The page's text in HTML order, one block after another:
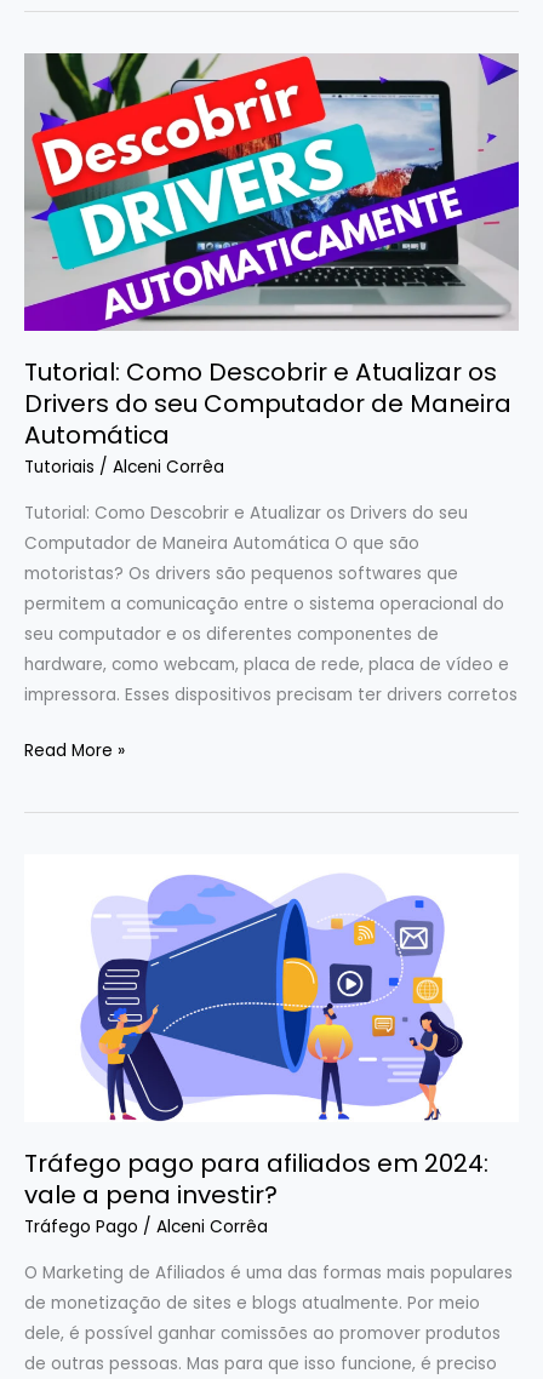
Tutorial: Como Descobrir e Atualizar os
Drivers do seu Computador de Maneira
Automática
Tutoriais / Alceni Corrêa
Tutorial: Como Descobrir e Atualizar os Drivers do seu
Computador de Maneira Automática O que são
motoristas? Os drivers são pequenos softwares que
permitem a comunicação entre o sistema operacional do
seu computador e os diferentes componentes de
hardware, como webcam, placa de rede, placa de vídeo e
impressora. Esses dispositivos precisam ter drivers corretos
Tutorial:
Como
Descobrir
Atualizar
os
Drivers
seu
de
Maneira
Automática
Read More »
Tráfego pago para afiliados em 2024:
vale a pena investir?
Tráfego Pago / Alceni Corrêa
O Marketing de Afiliados é uma das formas mais populares
de monetização de sites e blogs atualmente. Por meio
dele, é possível ganhar comissões ao promover produtos
de outras pessoas. Mas para que isso funcione, é preciso